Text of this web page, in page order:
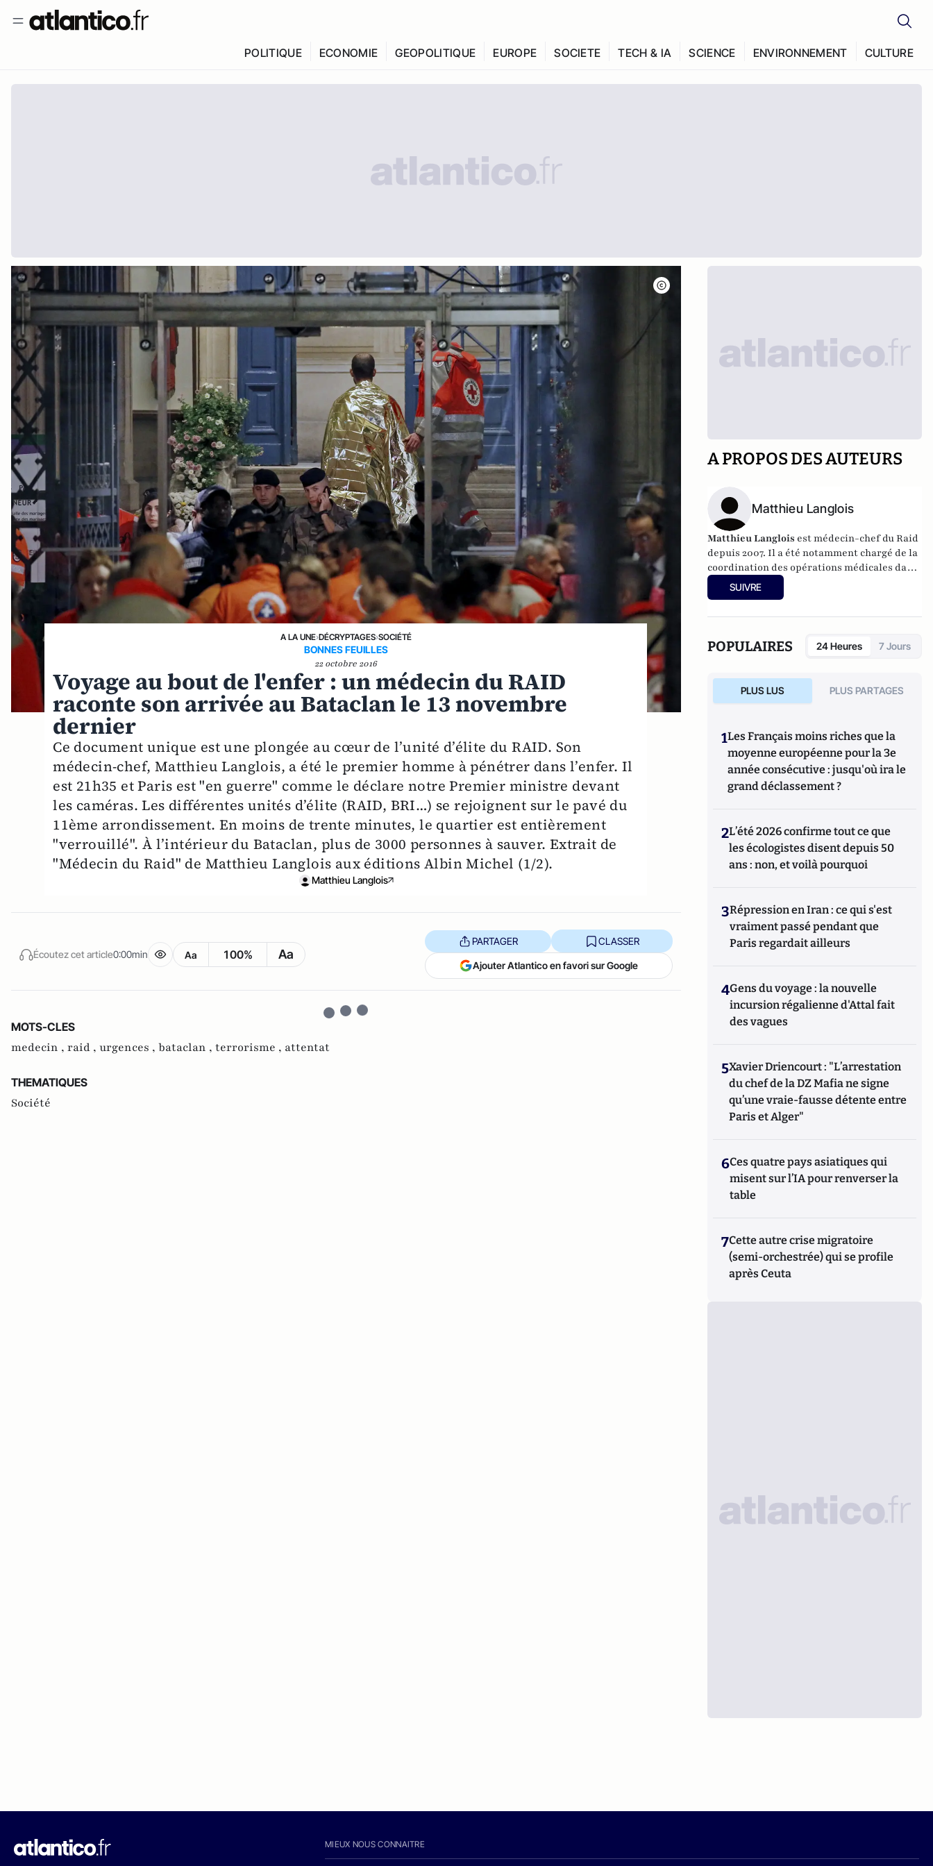
POLITIQUE ECONOMIE GEOPOLITIQUE EUROPE SOCIETE TECH & IA SCIENCE ENVIRONNEMENT CULTURE
A LA UNE›DÉCRYPTAGES›SOCIÉTÉ
BONNES FEUILLES
22 octobre 2016
Voyage au bout de l'enfer : un médecin du RAID
raconte son arrivée au Bataclan le 13 novembre
dernier
Ce document unique est une plongée au cœur de l’unité d’élite du RAID. Son
médecin-chef, Matthieu Langlois, a été le premier homme à pénétrer dans l’enfer. Il
est 21h35 et Paris est "en guerre" comme le déclare notre Premier ministre devant
les caméras. Les différentes unités d’élite (RAID, BRI…) se rejoignent sur le pavé du
11ème arrondissement. En moins de trente minutes, le quartier est entièrement
"verrouillé". À l’intérieur du Bataclan, plus de 3000 personnes à sauver. Extrait de
"Médecin du Raid" de Matthieu Langlois aux éditions Albin Michel (1/2).
Matthieu Langlois
Écoutez cet article0:00min Aa 100% Aa
PARTAGER CLASSER
Ajouter Atlantico en favori sur Google
MOTS-CLES
medecin , raid , urgences , bataclan , terrorisme , attentat
THEMATIQUES
Société
A PROPOS DES AUTEURS
Matthieu Langlois
Matthieu Langlois est médecin-chef du Raid
depuis 2007. Il a été notamment chargé de la
coordination des opérations médicales dans
les interventions du Raid après les attentats
de Paris au Bataclan, de Toulouse et de
SUIVRE
POPULAIRES 24 Heures 7 Jours
PLUS LUS PLUS PARTAGES
1Les Français moins riches que la
moyenne européenne pour la 3e
année consécutive : jusqu'où ira le
grand déclassement ?
2L’été 2026 confirme tout ce que
les écologistes disent depuis 50
ans : non, et voilà pourquoi
3Répression en Iran : ce qui s'est
vraiment passé pendant que
Paris regardait ailleurs
4Gens du voyage : la nouvelle
incursion régalienne d'Attal fait
des vagues
5Xavier Driencourt : "L’arrestation
du chef de la DZ Mafia ne signe
qu’une vraie-fausse détente entre
Paris et Alger"
6Ces quatre pays asiatiques qui
misent sur l’IA pour renverser la
table
7Cette autre crise migratoire
(semi-orchestrée) qui se profile
après Ceuta
MIEUX NOUS CONNAITRE